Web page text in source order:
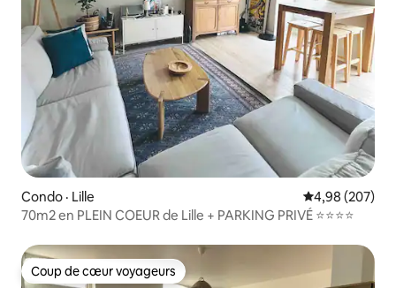
Condo · Lille Note
4,98 (207)
70m2 en PLEIN COEUR de Lille + PARKING PRIVÉ ⭐️⭐️⭐️⭐️
Coup de cœur voyageurs
Coup de cœur voyageurs